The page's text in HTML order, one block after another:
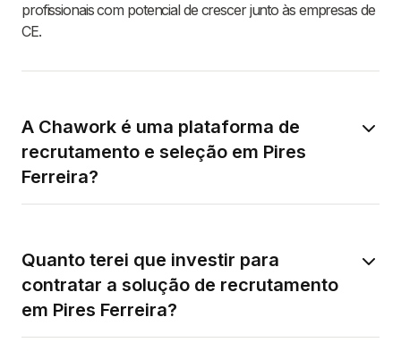
profissionais com potencial de crescer junto às empresas de
CE.
A Chawork é uma plataforma de
recrutamento e seleção em Pires
Ferreira?
Quanto terei que investir para
contratar a solução de recrutamento
em Pires Ferreira?